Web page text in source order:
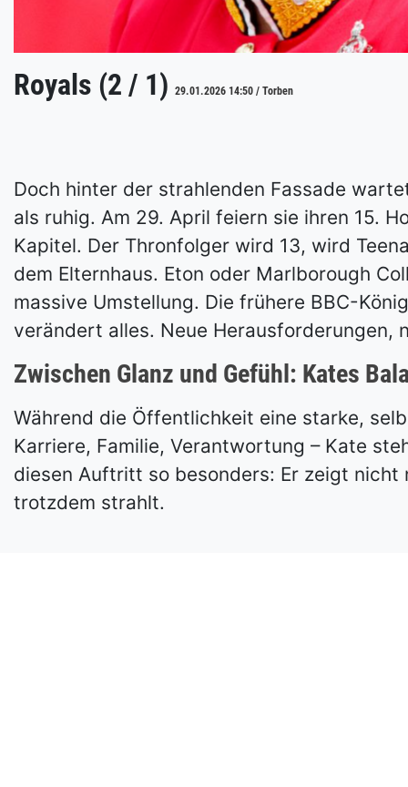
Royals (2 / 1) 29.01.2026 14:50 / Torben
Doch hinter der strahlenden Fassade
als ruhig. Am 29. April feiern sie ihren 15.
Kapitel. Der Thronfolger wird 13, wird
dem Elternhaus. Eton oder Marlborough
massive Umstellung. Die frühere BBC-
verändert alles. Neue Herausforderungen,
Zwischen Glanz und Gefühl: Kates
Während die Öffentlichkeit eine starke,
Karriere, Familie, Verantwortung – Kate
diesen Auftritt so besonders: Er zeigt nicht
trotzdem strahlt.